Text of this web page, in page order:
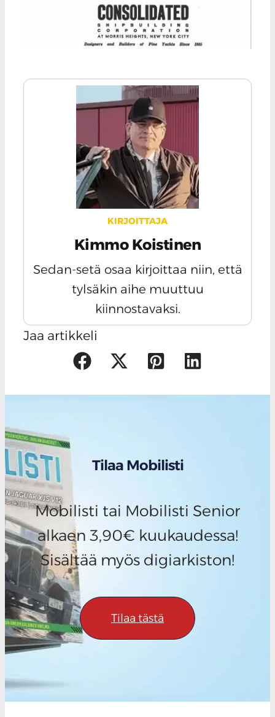
KIRJOITTAJA
Kimmo Koistinen
Sedan-setä osaa kirjoittaa niin, että
tylsäkin aihe muuttuu
kiinnostavaksi.
Jaa artikkeli
Tilaa Mobilisti
Mobilisti tai Mobilisti Senior
alkaen 3,90€ kuukaudessa!
Sisältää myös digiarkiston!
Tilaa tästä